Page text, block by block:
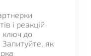
і реакцій
ключ до
Запитуйте, як